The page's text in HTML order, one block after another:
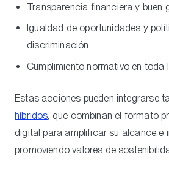
Transparencia financiera y buen
Igualdad de oportunidades y
discriminación
Cumplimiento normativo en toda
Estas acciones pueden integrarse
híbridos , que combinan el formato
digital para amplificar su alcance e
promoviendo valores de